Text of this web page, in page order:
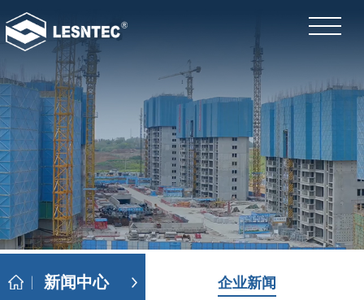
新闻中心 企业新闻